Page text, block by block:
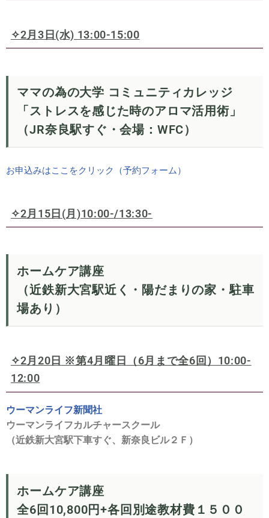
✧2月3日(水) 13:00-15:00
ママの為の大学 コミュニティカレッジ
「ストレスを感じた時のアロマ活用術」
（JR奈良駅すぐ・会場：WFC）
お申込みはここをクリック（予約フォーム）
✧2月15日(月)10:00-/13:30-
ホームケア講座
（近鉄新大宮駅近く・陽だまりの家・駐車
場あり）
✧2月20日 ※第4月曜日（6月まで全6回）10:00-
12:00
ウーマンライフ新聞社
ウーマンライフカルチャースクール
（近鉄新大宮駅下車すぐ、新奈良ビル２Ｆ）
ホームケア講座
全6回10,800円+各回別途教材費１５００